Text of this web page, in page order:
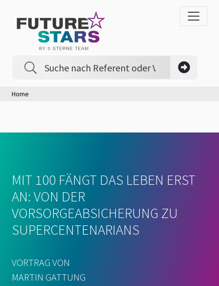
Home
MIT 100 FÄNGT DAS LEBEN ERST
AN: VON DER
VORSORGEABSICHERUNG ZU
SUPERCENTENARIANS
VORTRAG VON
MARTIN GATTUNG